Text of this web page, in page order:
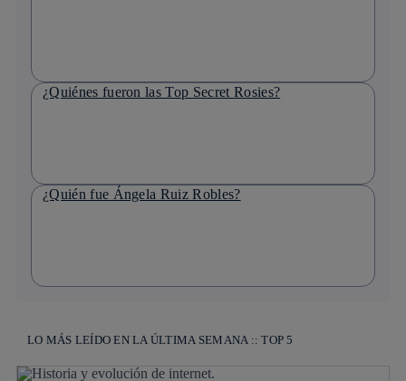
¿Quiénes fueron las Top Secret Rosies?
¿Quién fue Ángela Ruiz Robles?
LO MÁS LEÍDO EN LA ÚLTIMA SEMANA :: TOP 5